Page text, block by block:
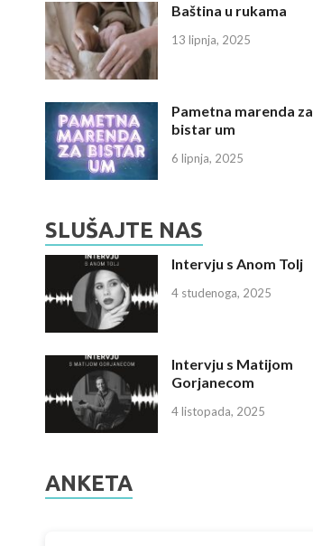
Baština u rukama
13 lipnja, 2025
Pametna marenda za
bistar um
6 lipnja, 2025
SLUŠAJTE NAS
Intervju s Anom Tolj
4 studenoga, 2025
Intervju s Matijom
Gorjanecom
4 listopada, 2025
ANKETA